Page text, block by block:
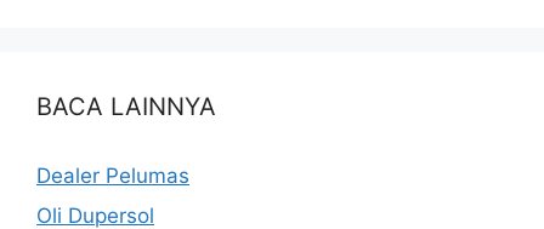
BACA LAINNYA
Dealer Pelumas
Oli Dupersol